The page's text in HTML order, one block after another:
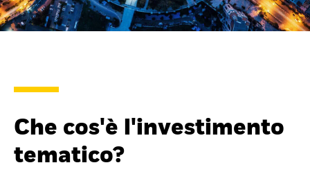
La nostra società
Che cos'è l'investimento
tematico?